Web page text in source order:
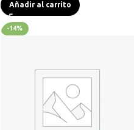
Añadir al carrito
-14%